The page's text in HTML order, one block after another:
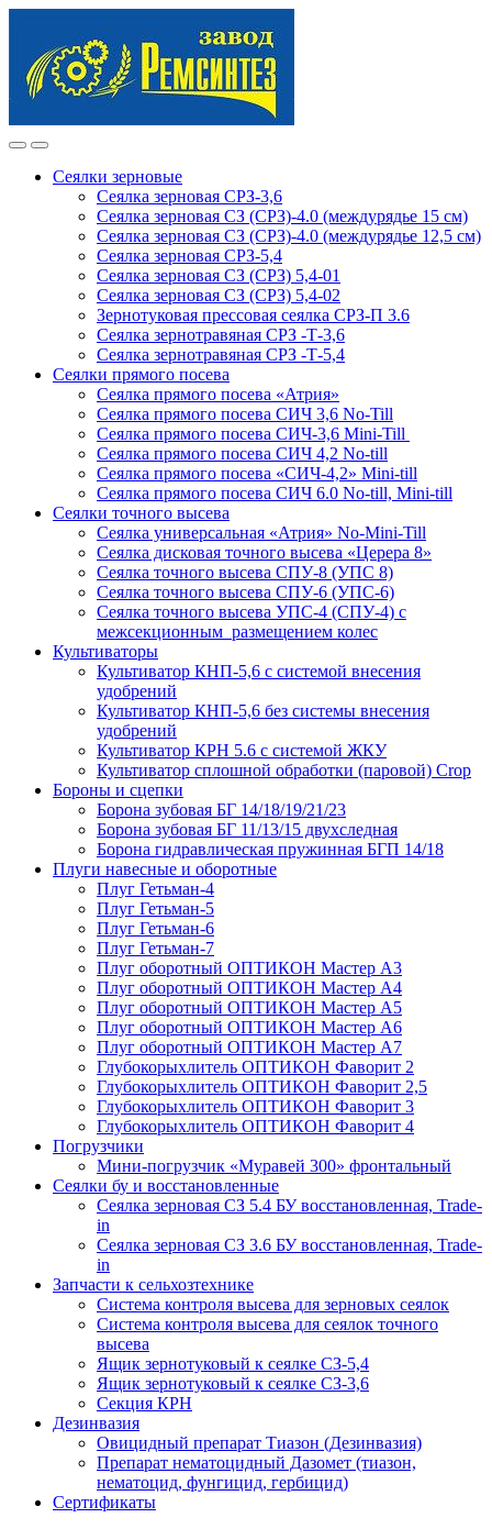
navigation
content
Сеялки зерновые
Сеялка зерновая СРЗ-3,6
Сеялка зерновая СЗ (СРЗ)-4.0 (междурядье 15 см)
Сеялка зерновая СЗ (СРЗ)-4.0 (междурядье 12,5 см)
Сеялка зерновая СРЗ-5,4
Сеялка зерновая СЗ (СРЗ) 5,4-01
Сеялка зерновая СЗ (СРЗ) 5,4-02
Зернотуковая прессовая сеялка СРЗ-П 3.6
Сеялка зернотравяная СРЗ -Т-3,6
Сеялка зернотравяная СРЗ -Т-5,4
Сеялки прямого посева
Сеялка прямого посева «Атрия»
Сеялка прямого посева СИЧ 3,6 No-Till
Сеялка прямого посева СИЧ-3,6 Mini-Till
Сеялка прямого посева СИЧ 4,2 No-till
Сеялка прямого посева «СИЧ-4,2» Mini-till
Сеялка прямого посева СИЧ 6.0 No-till, Mini-till
Сеялки точного высева
Сеялка универсальная «Атрия» No-Mini-Till
Сеялка дисковая точного высева «Церера 8»
Сеялка точного высева СПУ-8 (УПС 8)
Сеялка точного высева СПУ-6 (УПС-6)
Сеялка точного высева УПС-4 (СПУ-4) с
межсекционным размещением колес
Культиваторы
Культиватор КНП-5,6 с системой внесения
удобрений
Культиватор КНП-5,6 без системы внесения
удобрений
Культиватор КРН 5.6 с системой ЖКУ
Культиватор сплошной обработки (паровой) Crop
Бороны и сцепки
Борона зубовая БГ 14/18/19/21/23
Борона зубовая БГ 11/13/15 двухследная
Борона гидравлическая пружинная БГП 14/18
Плуги навесные и оборотные
Плуг Гетьман-4
Плуг Гетьман-5
Плуг Гетьман-6
Плуг Гетьман-7
Плуг оборотный ОПТИКОН Мастер А3
Плуг оборотный ОПТИКОН Мастер А4
Плуг оборотный ОПТИКОН Мастер А5
Плуг оборотный ОПТИКОН Мастер А6
Плуг оборотный ОПТИКОН Мастер А7
Глубокорыхлитель ОПТИКОН Фаворит 2
Глубокорыхлитель ОПТИКОН Фаворит 2,5
Глубокорыхлитель ОПТИКОН Фаворит 3
Глубокорыхлитель ОПТИКОН Фаворит 4
Погрузчики
Мини-погрузчик «Муравей 300» фронтальный
Сеялки бу и восстановленные
Сеялка зерновая СЗ 5.4 БУ восстановленная, Trade-
in
Сеялка зерновая СЗ 3.6 БУ восстановленная, Trade-
in
Запчасти к сельхозтехнике
Система контроля высева для зерновых сеялок
Система контроля высева для сеялок точного
высева
Ящик зернотуковый к сеялке СЗ-5,4
Ящик зернотуковый к сеялке СЗ-3,6
Секция КРН
Дезинвазия
Овицидный препарат Тиазон (Дезинвазия)
Препарат нематоцидный Дазомет (тиазон,
нематоцид, фунгицид, гербицид)
Сертификаты